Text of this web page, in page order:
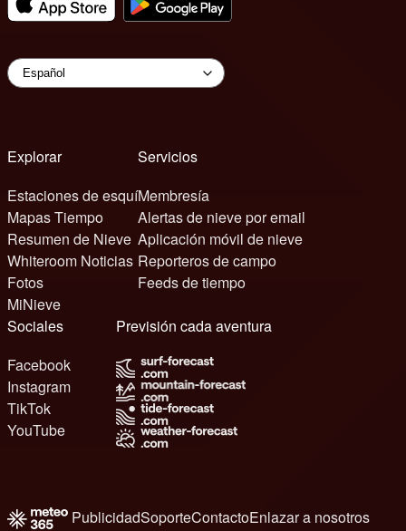
Explorar
Estaciones de esquí
Mapas Tiempo
Resumen de Nieve
Whiteroom Noticias
Fotos
MiNieve
Servicios
Membresía
Alertas de nieve por email
Aplicación móvil de nieve
Reporteros de campo
Feeds de tiempo
Sociales
Facebook
Instagram
TikTok
YouTube
Previsión cada aventura
PublicidadSoporteContactoEnlazar a nosotros